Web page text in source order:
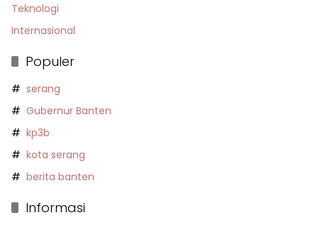
Teknologi
Internasional
Populer
serang
Gubernur Banten
kp3b
kota serang
berita banten
Informasi